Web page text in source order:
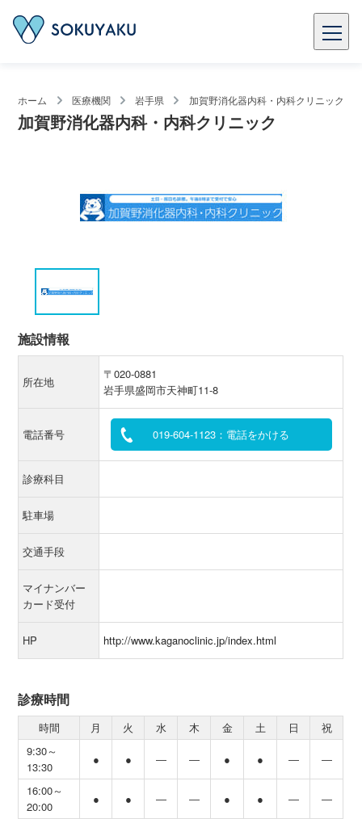
ホーム 医療機関 岩手県 加賀野消化器内科・内科クリニック
加賀野消化器内科・内科クリニック
施設情報
所在地
〒020-0881
岩手県盛岡市天神町11-8
電話番号 019-604-1123：電話をかける
診療科目
駐車場
交通手段
マイナンバー
カード受付
HP http://www.kaganoclinic.jp/index.html
診療時間
時間 月 火 水 木 金 土 日
祝
9:30～
13:30
● ● ― ― ● ● ― ―
16:00～
20:00
● ● ― ― ● ● ― ―